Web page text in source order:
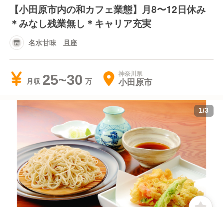
【小田原市内の和カフェ業態】月8〜12日休み
＊みなし残業無し＊キャリア充実
名水甘味 且座
月収 25~30 神奈川県
小田原市
1/3